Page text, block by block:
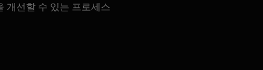
개선할 수 있는 프로세스